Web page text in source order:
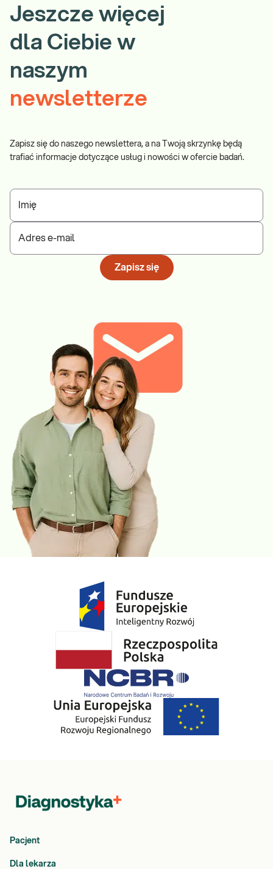
Jeszcze więcej
dla Ciebie w
naszym
newsletterze
Zapisz się do naszego newslettera, a na Twoją skrzynkę będą
trafiać informacje dotyczące usług i nowości w ofercie badań.
Imię
Adres e-mail
Zapisz się
Pacjent
Dla lekarza